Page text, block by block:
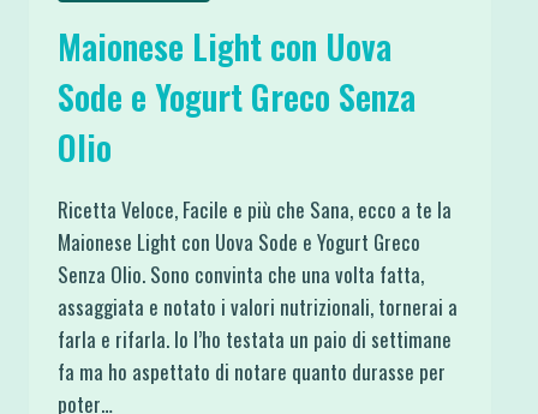
Maionese Light con Uova
Sode e Yogurt Greco Senza
Olio
Ricetta Veloce, Facile e più che Sana, ecco a te la
Maionese Light con Uova Sode e Yogurt Greco
Senza Olio. Sono convinta che una volta fatta,
assaggiata e notato i valori nutrizionali, tornerai a
farla e rifarla. Io l’ho testata un paio di settimane
fa ma ho aspettato di notare quanto durasse per
poter…